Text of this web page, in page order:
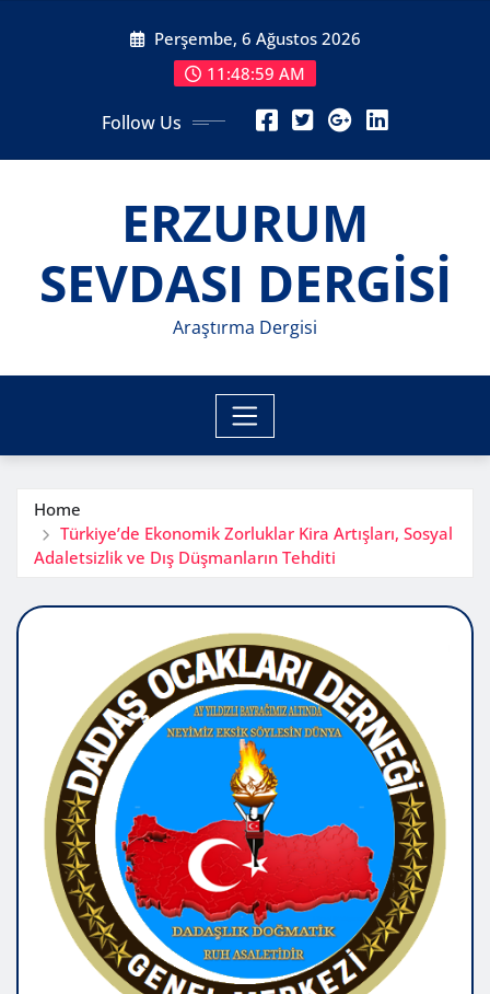
Perşembe, 6 Ağustos 2026
11:49:01 AM
Follow Us
ERZURUM
SEVDASI DERGİSİ
Araştırma Dergisi
Home
Türkiye’de Ekonomik Zorluklar Kira Artışları, Sosyal
Adaletsizlik ve Dış Düşmanların Tehditi